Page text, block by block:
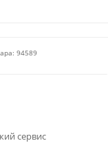
94589
сервис